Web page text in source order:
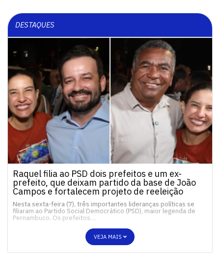
DESTAQUES
Raquel filia ao PSD dois prefeitos e um ex-
prefeito, que deixam partido da base de João
Campos e fortalecem projeto de reeleição
Nesta sexta-feira (7), três importantes lideranças políticas se
filiaram ao Partido Social Democrático (PSD), maior legenda de
Pernambuco. Os prefeitos…
VEJA MAIS